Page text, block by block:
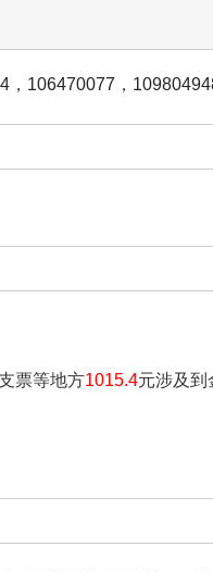
， 106470077 ，
票等地方1015.4元涉及到